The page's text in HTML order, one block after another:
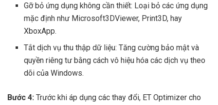
Gỡ bỏ ứng dụng không cần thiết: Loại bỏ các ứng dụng
mặc định như Microsoft3DViewer, Print3D, hay
XboxApp.
Tắt dịch vụ thu thập dữ liệu: Tăng cường bảo mật và
quyền riêng tư bằng cách vô hiệu hóa các dịch vụ theo
dõi của Windows.
Bước 4: Trước khi áp dụng các thay đổi, ET Optimizer cho